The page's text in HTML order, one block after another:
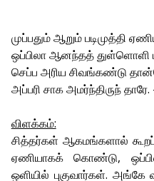
முப்பதும் ஆறும் படிமுத்தி
ஒப்பிலா ஆனந்தத் துள்ளொளி
செப்ப அரிய சிவங்கண்டு
அப்பரி சாக அமர்ந்திருந் தாரே.
விளக்கம்:
சித்தர்கள் ஆகமங்களால்
ஏணியாகக் கொண்டு,
ஒளியில் புகுவார்கள்.